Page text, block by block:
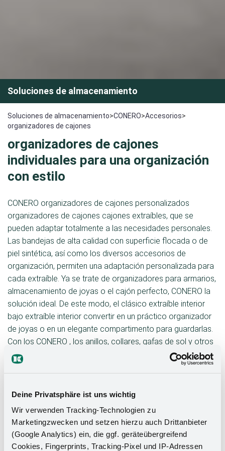
Deine Privatsphäre ist uns wichtig
Wir verwenden Tracking-Technologien zu
Marketingzwecken und setzen hierzu auch Drittanbieter
(Google Analytics) ein, die ggf. geräteübergreifend
Cookies, Fingerprints, Tracking-Pixel und IP-Adressen
Soluciones de almacenamiento
Soluciones de almacenamiento>CONERO>Accesorios>
organizadores de cajones
organizadores de cajones
individuales para una organización
con estilo
CONERO organizadores de cajones personalizados
organizadores de cajones cajones extraíbles, que se
pueden adaptar totalmente a las necesidades personales.
Las bandejas de alta calidad con superficie flocada o de
piel sintética, así como los diversos accesorios de
organización, permiten una adaptación personalizada para
cada extraíble. Ya se trate de organizadores para armarios,
almacenamiento de joyas o el cajón perfecto, CONERO la
solución ideal. De este modo, el clásico extraíble interior
bajo extraíble interior convertir en un práctico organizador
de joyas o en un elegante compartimento para guardarlas.
Con los CONERO , los anillos, collares, gafas de sol y otros
accesorios tienen su lugar fijo.